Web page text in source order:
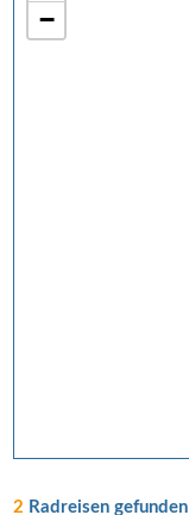
−
2 Radreisen gefunden